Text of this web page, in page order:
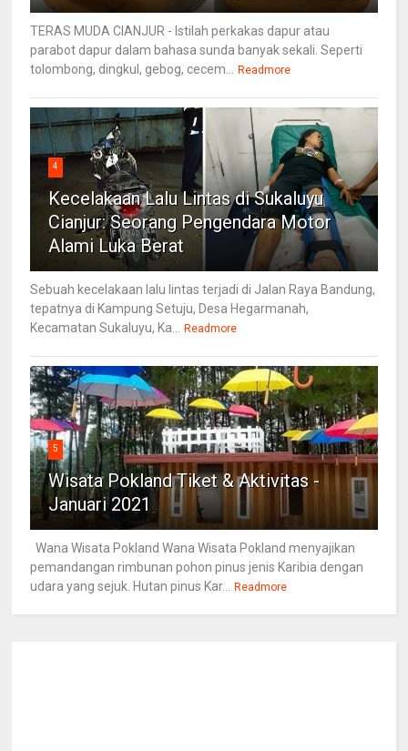
TERAS MUDA CIANJUR - Istilah perkakas dapur atau
parabot dapur dalam bahasa sunda banyak sekali. Seperti
tolombong, dingkul, gebog, cecem... Readmore
4
Kecelakaan Lalu Lintas di Sukaluyu
Cianjur: Seorang Pengendara Motor
Alami Luka Berat
Sebuah kecelakaan lalu lintas terjadi di Jalan Raya Bandung,
tepatnya di Kampung Setuju, Desa Hegarmanah,
Kecamatan Sukaluyu, Ka... Readmore
5
Wisata Pokland Tiket & Aktivitas -
Januari 2021
Wana Wisata Pokland Wana Wisata Pokland menyajikan
pemandangan rimbunan pohon pinus jenis Karibia dengan
udara yang sejuk. Hutan pinus Kar... Readmore